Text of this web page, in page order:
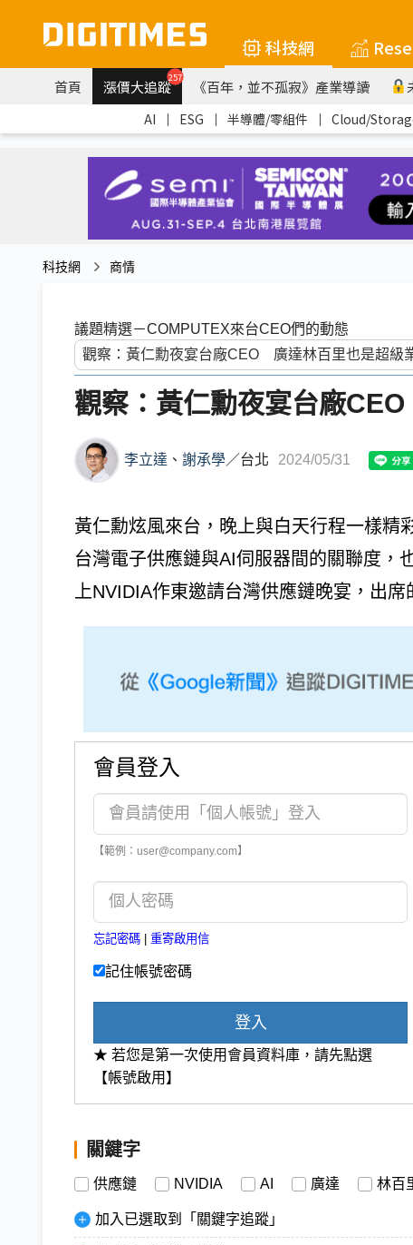
科技網
首頁 漲價大追蹤257 《百年，並不孤寂》產業導讀
AI ｜ ESG ｜ 半導體/零組件 ｜ Cloud/
科技網 商情
議題精選－COMPUTEX來台CEO們的動態
觀察：黃仁勳夜宴台廠
李立達 、 謝承學／台北 2024/05/31
黃仁勳炫風來台，晚上與白天行程一樣精
台灣電子供應鏈與AI伺服器間的關聯度，
上NVIDIA作東邀請台灣供應鏈晚宴，出席
會員登入
【範例：user@company.com】
忘記密碼 重寄啟用信
記住帳號密碼
登入
★ 若您是第一次使用會員資料庫，請先點選
【帳號啟用】
關鍵字
供應鏈 NVIDIA AI 廣達 林百
加入已選取到「關鍵字追蹤」